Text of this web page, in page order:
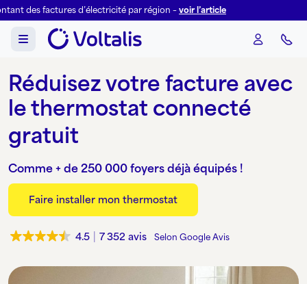
Aller au contenu
Skip to footer
factures d’électricité par région –voir l’article
Menu
Réduisez votre facture avec
le thermostat connecté
gratuit
écologique
économique
gratuit
Comme + de 250 000 foyers déjà équipés !
Faire installer mon thermostat
4.5 7 352 avis